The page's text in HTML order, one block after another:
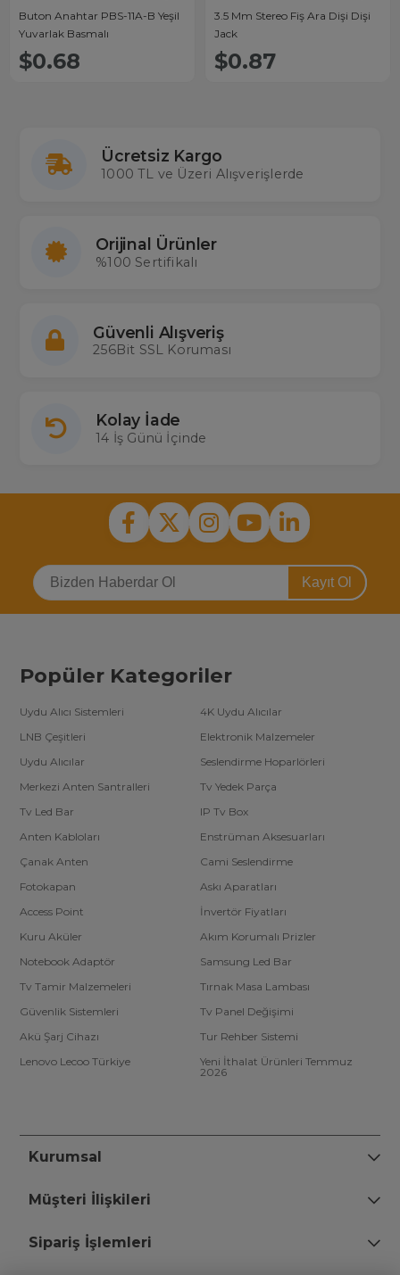
Buton Anahtar PBS-11A-B Yeşil
Yuvarlak Basmalı
$0.68
3.5 Mm Stereo Fiş Ara Dişi Dişi
Jack
$0.87
Ücretsiz Kargo
1000 TL ve Üzeri Alışverişlerde
Orijinal Ürünler
%100 Sertifikalı
Güvenli Alışveriş
256Bit SSL Koruması
Kolay İade
14 İş Günü İçinde
Kayıt Ol
Popüler Kategoriler
Uydu Alıcı Sistemleri
4K Uydu Alıcılar
LNB Çeşitleri
Elektronik Malzemeler
Uydu Alıcılar
Seslendirme Hoparlörleri
Merkezi Anten Santralleri
Tv Yedek Parça
Tv Led Bar
IP Tv Box
Anten Kabloları
Enstrüman Aksesuarları
Çanak Anten
Cami Seslendirme
Fotokapan
Askı Aparatları
Access Point
İnvertör Fiyatları
Kuru Aküler
Akım Korumalı Prizler
Notebook Adaptör
Samsung Led Bar
Tv Tamir Malzemeleri
Tırnak Masa Lambası
Güvenlik Sistemleri
Tv Panel Değişimi
Akü Şarj Cihazı
Tur Rehber Sistemi
Lenovo Lecoo Türkiye
Yeni İthalat Ürünleri Temmuz
2026
Kurumsal
Müşteri İlişkileri
Sipariş İşlemleri